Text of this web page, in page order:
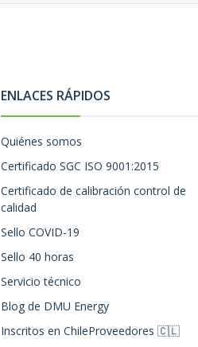
ENLACES RÁPIDOS
Quiénes somos
Certificado SGC ISO 9001:2015
Certificado de calibración control de
calidad
Sello COVID-19
Sello 40 horas
Servicio técnico
Blog de DMU Energy
Inscritos en ChileProveedores 🇨🇱